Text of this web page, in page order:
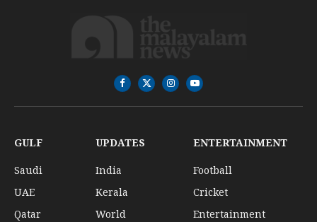
Facebook
X
(Twitter)
InstagramYouTube
GULF
Saudi
UAE
Qatar
UPDATES
India
Kerala
World
ENTERTAINMENT
Football
Cricket
Entertainment